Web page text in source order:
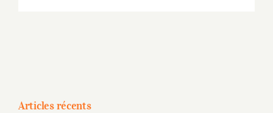
Articles récents